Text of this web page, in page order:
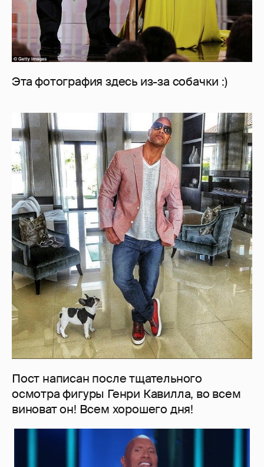
Эта фотография здесь из-за собачки :)
Пост написан после тщательного
осмотра фигуры Генри Кавилла, во всем
виноват он! Всем хорошего дня!